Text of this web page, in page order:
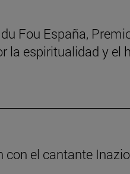
Fou España,
la espiritualidad y el
con el cantante